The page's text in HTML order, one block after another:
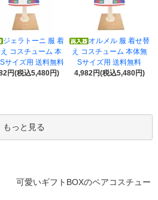
ジェラトーニ 服 着
コスチューム 本
サイズ用 送料無料
円(税込5,480円)
オルメル 服 着せ替
え コスチューム 本体無
Sサイズ用 送料無料
4,982円(税込5,480円)
もっと見る
可愛いギフトBOXのペアコスチュー